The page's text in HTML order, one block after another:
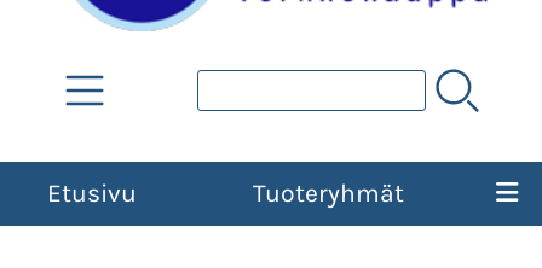
Etusivu Tuoteryhmät